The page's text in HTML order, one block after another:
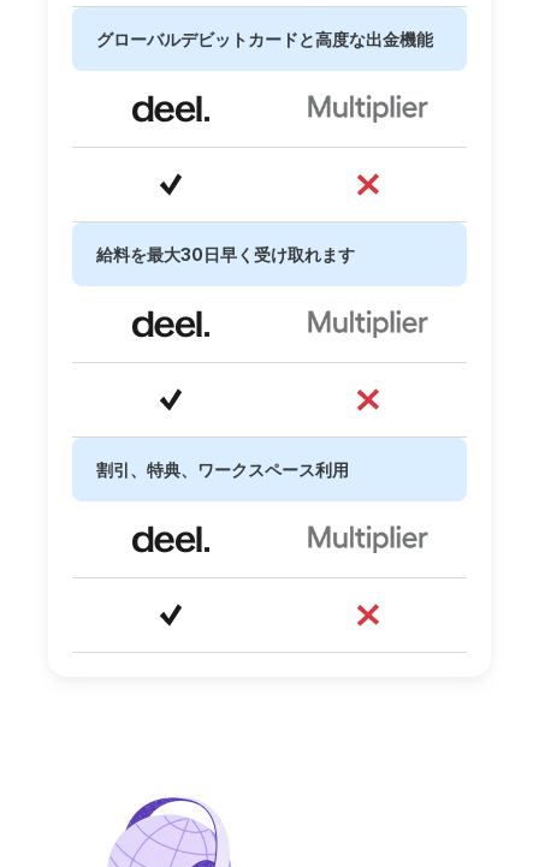
グローバルデビットカードと高度な出金機能
給料を最大30日早く受け取れます
割引、特典、ワークスペース利用